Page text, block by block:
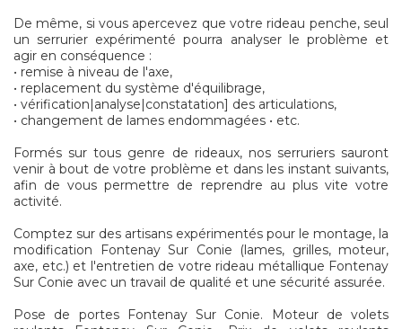
De même, si vous apercevez que votre rideau penche, seul
un serrurier expérimenté pourra analyser le problème et
agir en conséquence :
• remise à niveau de l'axe,
• replacement du système d'équilibrage,
• vérification|analyse|constatation] des articulations,
• changement de lames endommagées • etc.
Formés sur tous genre de rideaux, nos serruriers sauront
venir à bout de votre problème et dans les instant suivants,
afin de vous permettre de reprendre au plus vite votre
activité.
Comptez sur des artisans expérimentés pour le montage, la
modification Fontenay Sur Conie (lames, grilles, moteur,
axe, etc.) et l'entretien de votre rideau métallique Fontenay
Sur Conie avec un travail de qualité et une sécurité assurée.
Pose de portes Fontenay Sur Conie. Moteur de volets